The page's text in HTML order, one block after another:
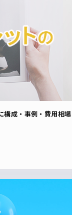
構成・事例・費用相場